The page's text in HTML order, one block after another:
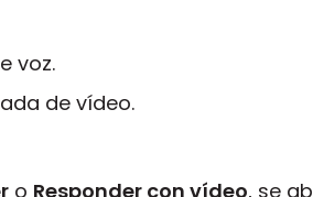
voz.
de vídeo.
o Responder con vídeo, se